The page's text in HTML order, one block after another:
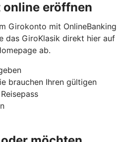
eröffnen
Girokonto mit OnlineBanking
das GiroKlasik direkt hier auf
ab.
brauchen Ihren gültigen